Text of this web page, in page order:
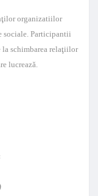
organizatiilor
sociale. Participantii
schimbarea relaţiilor
lucrează.